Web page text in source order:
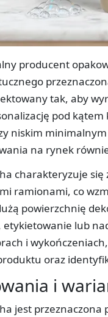
producent
tak, aby
pod
niskim
na rynek
charakteryzuje
ramionami, co
powierzchnię
lub
i
oraz
i
jest